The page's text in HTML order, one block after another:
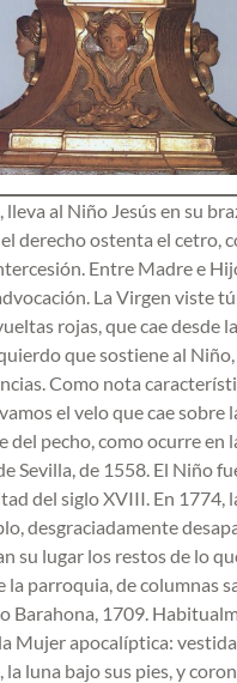
lleva al Niño Jesús en su
derecho ostenta el cetro,
Entre Madre e
La Virgen viste
rojas, que cae desde
que sostiene al
Como nota
el velo que cae sobre
del pecho, como ocurre en
Sevilla, de 1558. El Niño
del siglo XVIII. En 1774,
desgraciadamente
su lugar los restos de lo
la parroquia, de columnas
Barahona, 1709.
Mujer apocalíptica:
la luna bajo sus pies, y